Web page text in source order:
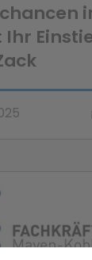
Ihr